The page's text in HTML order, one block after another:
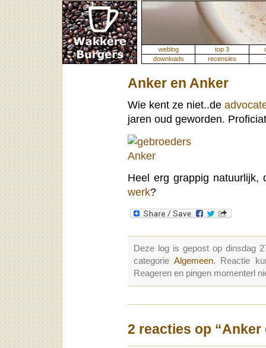
weblog top 3
downloads
recensies
Anker en Anker
Wie kent ze niet..de
jaren oud geworden.
Heel erg grappig natuurlijk,
werk?
Deze log is gepost op dinsdag
categorie Algemeen. Reactie
Reageren en pingen momenterl
2 reacties op “Anker